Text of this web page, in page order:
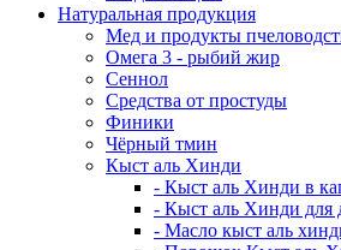
Натуральная продукция
Мед и продукты
Омега 3 - рыбий жир
Сеннол
Средства от простуды
Финики
Чёрный тмин
Кыст аль Хинди
- Кыст аль Хинди в
- Кыст аль Хинди для
- Масло кыст аль